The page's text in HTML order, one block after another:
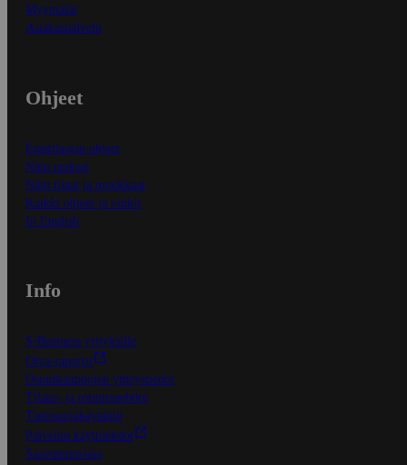
Myymälät
Asiakaspalvelu
Ohjeet
Ensitilaajan ohjeet
Näin maksat
Näin tilaat ja muokkaat
Kaikki ohjeet ja vinkit
In English
Info
S-Business yrityksille
Oiva-raportit
Osuuskauppojen yhteystiedot
Tilaus- ja toimitusehdot
Tietosuojakäytäntö
Palvelun käyttöehdot
Saavutettavuus